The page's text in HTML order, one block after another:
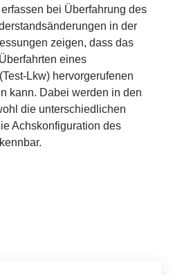
bei Überfahrung des
in der
zeigen, dass das
eines
Lkw) hervorgerufenen
kann. Dabei werden in den
die unterschiedlichen
Achskonfiguration des